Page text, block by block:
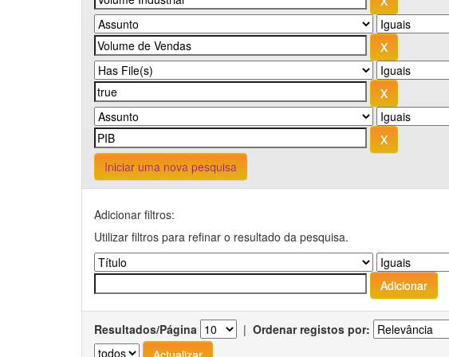
Iniciar uma nova pesquisa
Adicionar filtros:
Utilizar filtros para refinar o resultado da pesquisa.
Resultados/Página | Ordenar registos por: